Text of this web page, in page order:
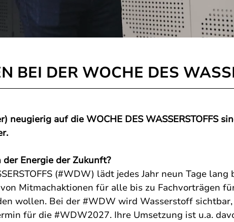
BEI DER WOCHE DES
neugierig auf die WOCHE DES WASSERSTOFFS
der Energie der Zukunft?
(#WDW) lädt jedes Jahr neun Tage
Mitmachaktionen für alle bis zu Fachvorträgen
wollen. Bei der #WDW wird Wasserstoff
für die #WDW2027. Ihre Umsetzung ist u.a.